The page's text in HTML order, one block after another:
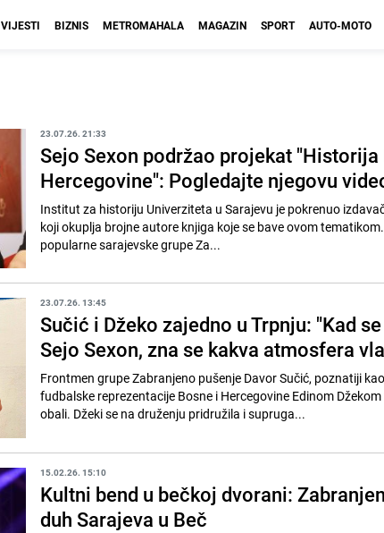
VIJESTI BIZNIS METROMAHALA MAGAZIN SPORT AUTO-MOTO
23.07.26. 21:33
Sejo Sexon podržao projekat "Historija
Hercegovine": Pogledajte njegovu
Institut za historiju Univerziteta u Sarajevu je pokrenuo
koji okuplja brojne autore knjiga koje se bave ovom
popularne sarajevske grupe Za...
23.07.26. 13:45
Sučić i Džeko zajedno u Trpnju: "Kad
Sejo Sexon, zna se kakva atmosfera
Frontmen grupe Zabranjeno pušenje Davor Sučić, poznatiji
fudbalske reprezentacije Bosne i Hercegovine Edinom
obali. Džeki se na druženju pridružila i supruga...
15.02.26. 15:10
Kultni bend u bečkoj dvorani:
duh Sarajeva u Beč